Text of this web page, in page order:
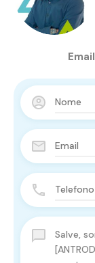
Email